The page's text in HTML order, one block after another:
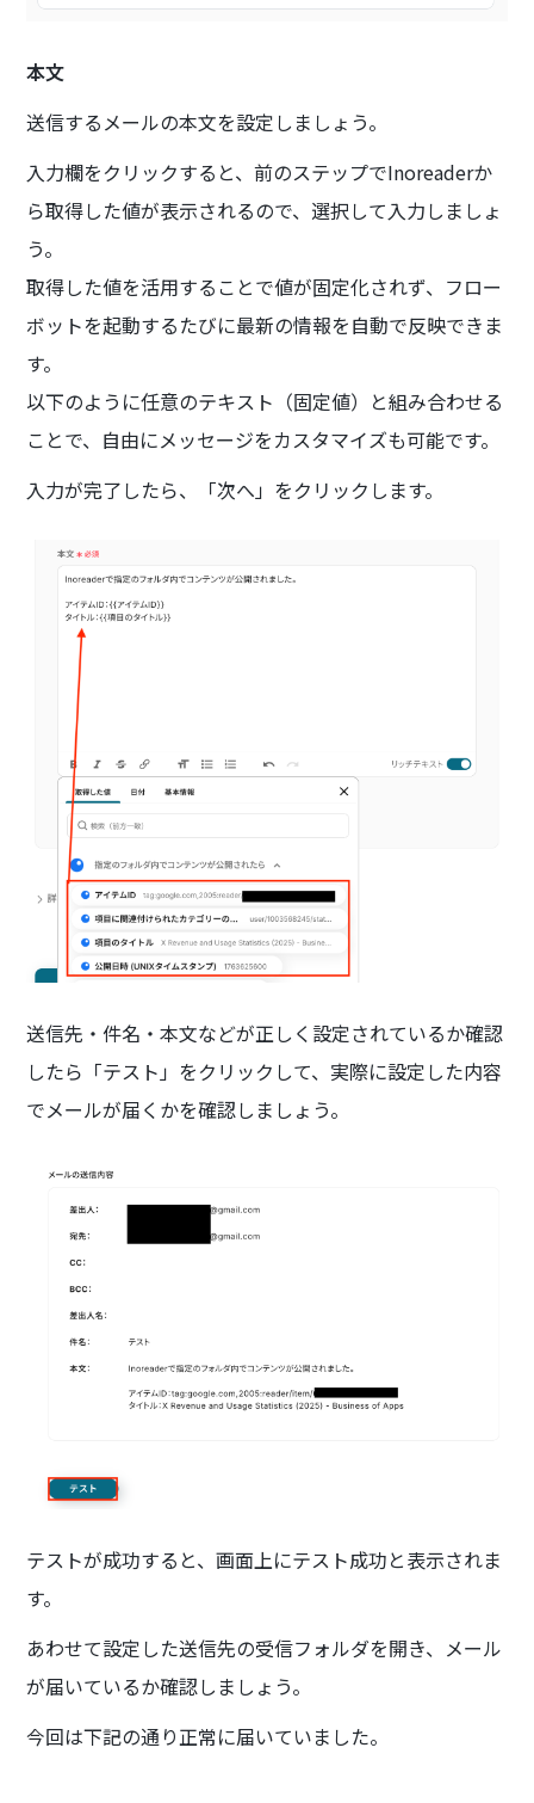
本文
送信するメールの本文を設定しましょう。
入力欄をクリックすると、前のステップでInoreaderか
ら取得した値が表示されるので、選択して入力しましょ
う。
取得した値を活用することで値が固定化されず、フロー
ボットを起動するたびに最新の情報を自動で反映できま
す。
以下のように任意のテキスト（固定値）と組み合わせる
ことで、自由にメッセージをカスタマイズも可能です。
入力が完了したら、「次へ」をクリックします。
送信先・件名・本文などが正しく設定されているか確認
したら「テスト」をクリックして、実際に設定した内容
でメールが届くかを確認しましょう。
テストが成功すると、画面上にテスト成功と表示されま
す。
あわせて設定した送信先の受信フォルダを開き、メール
が届いているか確認しましょう。
今回は下記の通り正常に届いていました。